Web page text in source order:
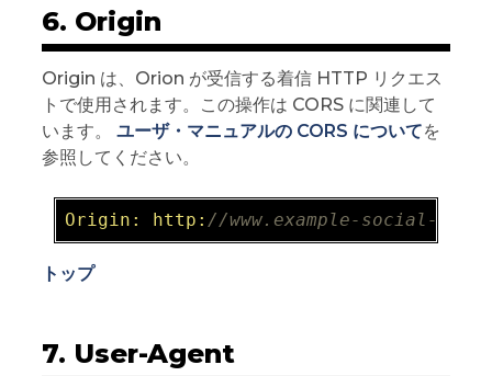
6. Origin
Origin は、Orion が受信する着信 HTTP リクエス
トで使用されます。この操作は CORS に関連して
います。 ユーザ・マニュアルの CORS についてを
参照してください。
Origin: http: //www.example-social-
トップ
7. User-Agent